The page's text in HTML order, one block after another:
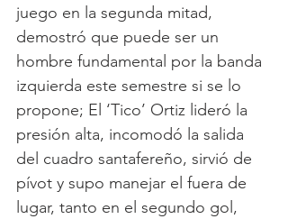
juego en la segunda mitad,
demostró que puede ser un
hombre fundamental por la banda
izquierda este semestre si se lo
propone; El ‘Tico’ Ortiz lideró la
presión alta, incomodó la salida
del cuadro santafereño, sirvió de
pívot y supo manejar el fuera de
lugar, tanto en el segundo gol,